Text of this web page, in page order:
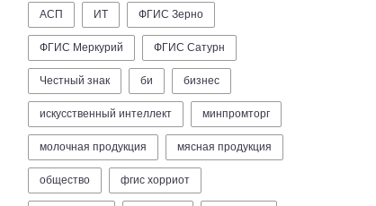
АСП ИТ ФГИС Зерно
ФГИС Меркурий ФГИС Сатурн
Честный знак би бизнес
искусственный интеллект минпромторг
молочная продукция мясная продукция
общество фгис хорриот